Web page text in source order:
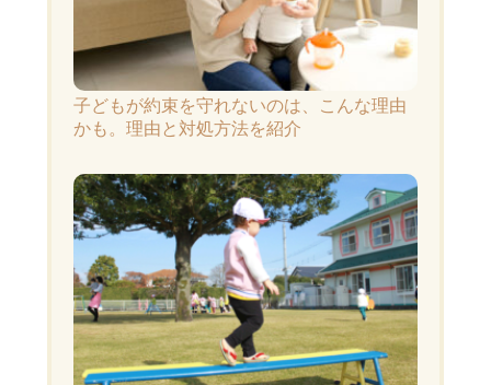
子どもが約束を守れないのは、こんな理由
かも。理由と対処方法を紹介